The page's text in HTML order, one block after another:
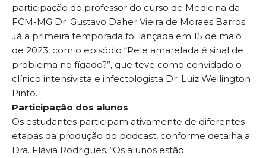
participação do professor do curso de Medicina da
FCM-MG Dr. Gustavo Daher Vieira de Moraes Barros.
Já a primeira temporada foi lançada em 15 de maio
de 2023, com o episódio “Pele amarelada é sinal de
problema no fígado?”, que teve como convidado o
clínico intensivista e infectologista Dr. Luiz Wellington
Pinto.
Participação dos alunos
Os estudantes participam ativamente de diferentes
etapas da produção do podcast, conforme detalha a
Dra. Flávia Rodrigues. “Os alunos estão